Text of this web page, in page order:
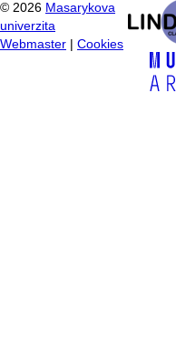
© 2026 Masarykova
univerzita
Webmaster
Cookies